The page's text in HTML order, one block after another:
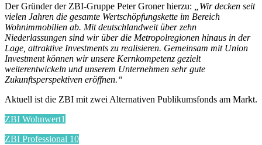
Der Gründer der ZBI-Gruppe Peter Groner hierzu:
„Wir decken seit
vielen Jahren die gesamte Wertschöpfungskette im Bereich
Wohnimmobilien ab. Mit deutschlandweit über zehn
Niederlassungen sind wir über die Metropolregionen hinaus in der
Lage, attraktive Investments zu realisieren. Gemeinsam mit Union
Investment können wir unsere Kernkompetenz gezielt
weiterentwickeln und unserem Unternehmen sehr gute
Zukunftsperspektiven eröffnen.“
Aktuell ist die ZBI mit zwei Alternativen Publikumsfonds am Markt.
ZBI Wohnwert1
ZBI Professional 10